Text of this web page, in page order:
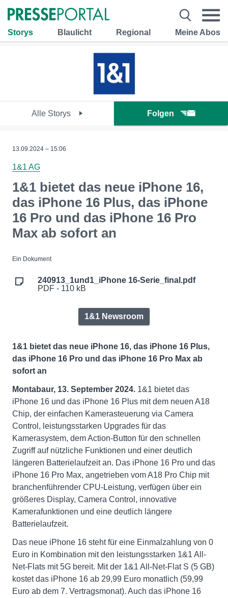
Storys Blaulicht Regional Meine Abos
Alle Storys Folgen
13.09.2024 – 15:06
1&1 AG
1&1 bietet das neue iPhone 16,
das iPhone 16 Plus, das iPhone
16 Pro und das iPhone 16 Pro
Max ab sofort an
Ein Dokument
240913_1und1_iPhone 16-Serie_final.pdf
PDF - 110 kB
1&1 Newsroom
1&1 bietet das neue iPhone 16, das iPhone 16 Plus,
das iPhone 16 Pro und das iPhone 16 Pro Max ab
sofort an
Montabaur, 13. September 2024. 1&1 bietet das
iPhone 16 und das iPhone 16 Plus mit dem neuen A18
Chip, der einfachen Kamerasteuerung via Camera
Control, leistungsstarken Upgrades für das
Kamerasystem, dem Action-Button für den schnellen
Zugriff auf nützliche Funktionen und einer deutlich
längeren Batterielaufzeit an. Das iPhone 16 Pro und das
iPhone 16 Pro Max, angetrieben vom A18 Pro Chip mit
branchenführender CPU-Leistung, verfügen über ein
größeres Display, Camera Control, innovative
Kamerafunktionen und eine deutlich längere
Batterielaufzeit.
Das neue iPhone 16 steht für eine Einmalzahlung von 0
Euro in Kombination mit den leistungsstarken 1&1 All-
Net-Flats mit 5G bereit. Mit der 1&1 All-Net-Flat S (5 GB)
kostet das iPhone 16 ab 29,99 Euro monatlich (59,99
Euro ab dem 7. Vertragsmonat). Auch das iPhone 16